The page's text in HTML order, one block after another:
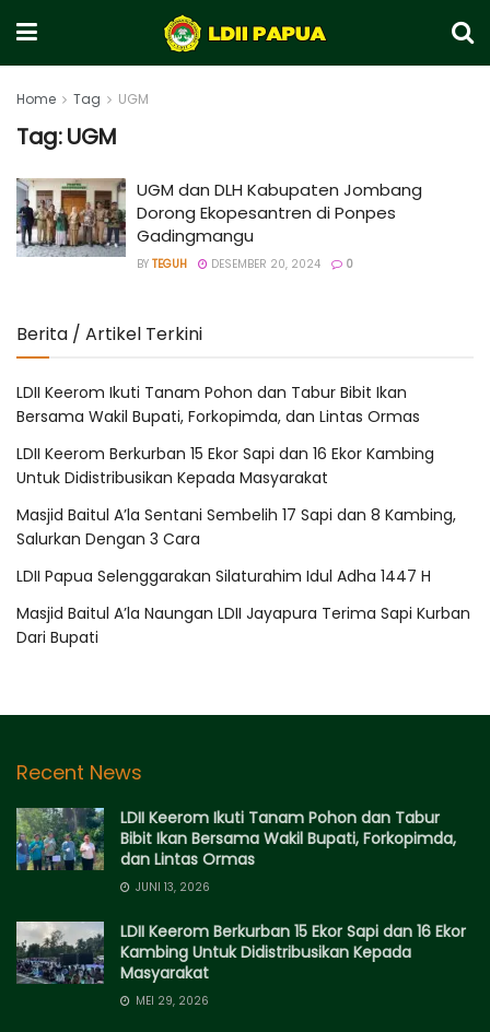
Home Tag UGM
Tag:UGM
UGM dan DLH Kabupaten Jombang
Dorong Ekopesantren di Ponpes
Gadingmangu
BY TEGUH DESEMBER 20, 2024 0
Berita / Artikel Terkini
LDII Keerom Ikuti Tanam Pohon dan Tabur Bibit Ikan
Bersama Wakil Bupati, Forkopimda, dan Lintas Ormas
LDII Keerom Berkurban 15 Ekor Sapi dan 16 Ekor Kambing
Untuk Didistribusikan Kepada Masyarakat
Masjid Baitul A’la Sentani Sembelih 17 Sapi dan 8 Kambing,
Salurkan Dengan 3 Cara
LDII Papua Selenggarakan Silaturahim Idul Adha 1447 H
Masjid Baitul A’la Naungan LDII Jayapura Terima Sapi Kurban
Dari Bupati
Recent News
LDII Keerom Ikuti Tanam Pohon dan Tabur
Bibit Ikan Bersama Wakil Bupati, Forkopimda,
dan Lintas Ormas
JUNI 13, 2026
LDII Keerom Berkurban 15 Ekor Sapi dan 16 Ekor
Kambing Untuk Didistribusikan Kepada
Masyarakat
MEI 29, 2026